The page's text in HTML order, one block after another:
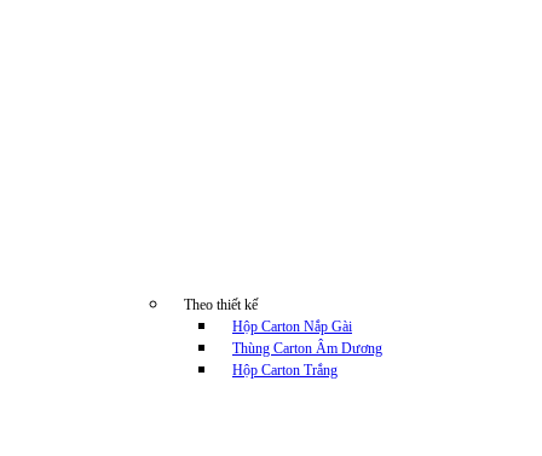
Theo thiết kế
Hộp Carton Nắp Gài
Thùng Carton Âm Dương
Hộp Carton Trắng